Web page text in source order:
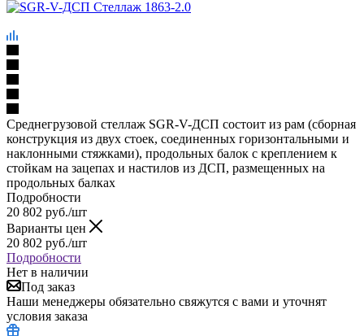
Среднегрузовой стеллаж SGR-V-ДСП состоит из рам (сборная
конструкция из двух стоек, соединенных горизонтальными и
наклонными стяжками), продольных балок с креплением к
стойкам на зацепах и настилов из ДСП, размещенных на
продольных балках
Подробности
20 802 руб./шт
Варианты цен
20 802 руб./шт
Подробности
Нет в наличии
Под заказ
Наши менеджеры обязательно свяжутся с вами и уточнят
условия заказа